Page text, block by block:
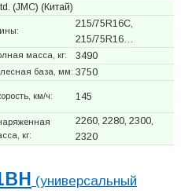
(JMC) (Китай)
215/75R16C,
215/75R16…
масса, кг: 3490
база, мм: 3750
км/ч: 145
кг:
2260, 2280, 2300,
2320
(универсальный